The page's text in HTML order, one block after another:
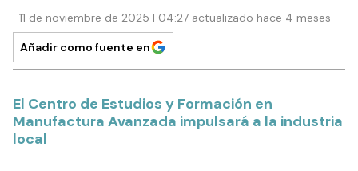
11 de noviembre de 2025 | 04:27 actualizado hace 4 meses
Añadir como fuente en
El Centro de Estudios y Formación en
Manufactura Avanzada impulsará a la industria
local